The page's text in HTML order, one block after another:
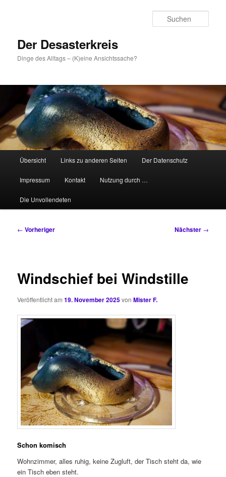
Der Desasterkreis
Dinge des Alltags – (K)eine Ansichtssache?
HauptmenüÜbersicht Links zu anderen Seiten Der Datenschutz
Impressum Kontakt Nutzung durch …
Die Unvollendeten
Beitragsnavigation
← Vorheriger Nächster →
Windschief bei Windstille
Veröffentlicht am19. November 2025vonMister F.
Schon komisch
Wohnzimmer, alles ruhig, keine Zugluft, der Tisch steht da, wie
ein Tisch eben steht.